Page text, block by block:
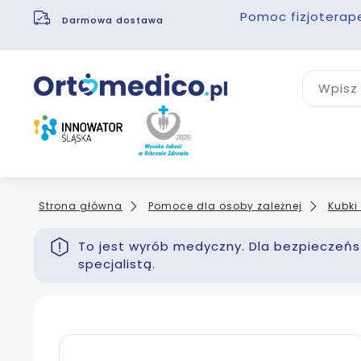
Darmowa dostawa Pomoc
Strona główna Pomoce dla osoby zależnej
To jest wyrób medyczny. Dla
specjalistą.